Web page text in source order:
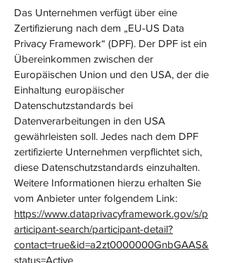
Das Unternehmen verfügt über eine
Zertifizierung nach dem „EU-US Data
Privacy Framework“ (DPF). Der DPF ist ein
Übereinkommen zwischen der
Europäischen Union und den USA, der die
Einhaltung europäischer
Datenschutzstandards bei
Datenverarbeitungen in den USA
gewährleisten soll. Jedes nach dem DPF
zertifizierte Unternehmen verpflichtet sich,
diese Datenschutzstandards einzuhalten.
Weitere Informationen hierzu erhalten Sie
vom Anbieter unter folgendem Link:
https://www.dataprivacyframework.gov/s/p
articipant-search/participant-detail?
contact=true&id=a2zt0000000GnbGAAS&
status=Active